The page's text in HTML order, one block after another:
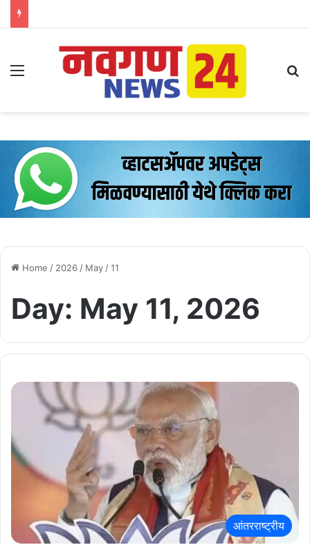
Menu
Home / 2026 / May /11
Day: May 11, 2026
आंतरराष्ट्रीय